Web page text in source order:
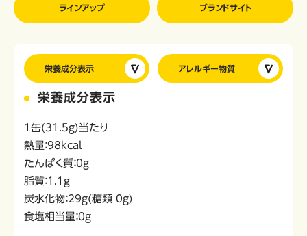
ラインアップ ブランドサイト
栄養成分表示 アレルギー物質
栄養成分表示
1缶(31.5g)当たり
熱量：98kcal
たんぱく質：0g
脂質：1.1g
炭水化物：29g(糖類 0g)
食塩相当量：0g